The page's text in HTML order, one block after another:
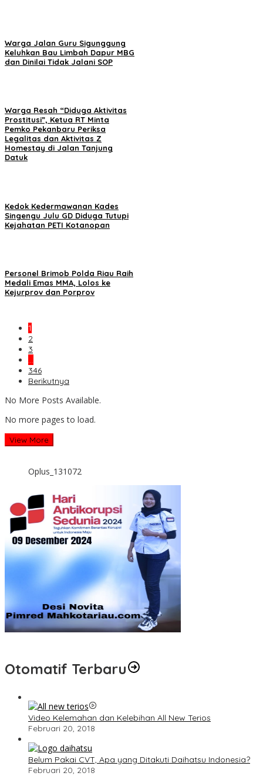
Warga Jalan Guru Sigunggung
Keluhkan Bau Limbah Dapur MBG
dan Dinilai Tidak Jalani SOP
Warga Resah “Diduga Aktivitas
Prostitusi”, Ketua RT Minta
Pemko Pekanbaru Periksa
Legalitas dan Aktivitas Z
Homestay di Jalan Tanjung
Datuk
Kedok Kedermawanan Kades
Singengu Julu GD Diduga Tutupi
Kejahatan PETI Kotanopan
Personel Brimob Polda Riau Raih
Medali Emas MMA, Lolos ke
Kejurprov dan Porprov
1
2
3
…
346
Berikutnya
No More Posts Available.
No more pages to load.
View More
Oplus_131072
Otomatif Terbaru
Video Kelemahan dan Kelebihan All New Terios
Februari 20, 2018
Belum Pakai CVT, Apa yang Ditakuti Daihatsu Indonesia?
Februari 20, 2018